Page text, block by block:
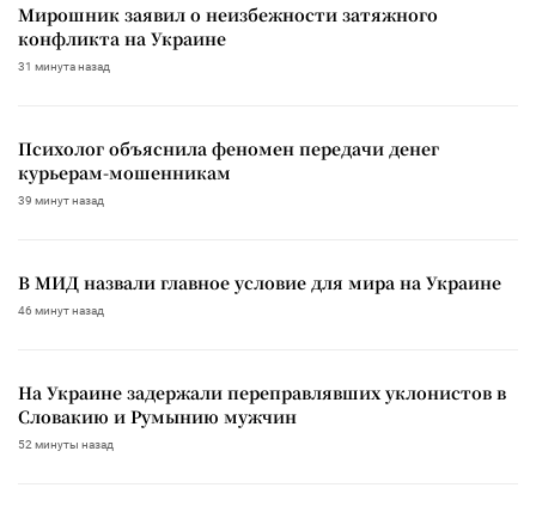
Мирошник заявил о неизбежности затяжного
конфликта на Украине
31 минута назад
Психолог объяснила феномен передачи денег
курьерам-мошенникам
39 минут назад
В МИД назвали главное условие для мира на Украине
46 минут назад
На Украине задержали переправлявших уклонистов в
Словакию и Румынию мужчин
52 минуты назад